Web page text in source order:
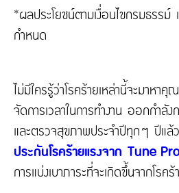
*ผลประโยชน์ตามเงื่อนไขกรมธรรม์
กำหนด
ไม่มีใครรู้ว่าโรคร้ายเหล่านี้จะมาหา
จัดการเวลาในการทำงาน ออกกำ
และตรวจสุขภาพประจำปีทุกๆ ปีแล้
ประกันโรคร้ายแรงจาก Tune
การแบ่งเบาภาระที่จะเกิดขึ้นจากโรค